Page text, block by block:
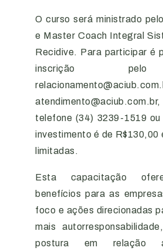
O curso será ministrado
e Master Coach Integral
Recidive. Para participar é
inscrição
telefone (34) 3239-1519
investimento é de R$130,00
limitadas.
Esta capacitação
benefícios para as
foco e ações direcionadas
mais
postura em relação